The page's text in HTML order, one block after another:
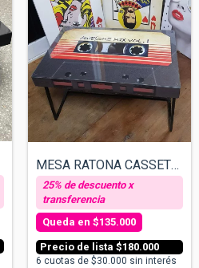
MESA RATONA CASSETTE - AWESOME MIX, GUER...
$180.000
$135.000
6 cuotas de $30.000 sin interés